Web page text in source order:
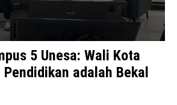
5 Unesa: Wali Kota
adalah Bekal